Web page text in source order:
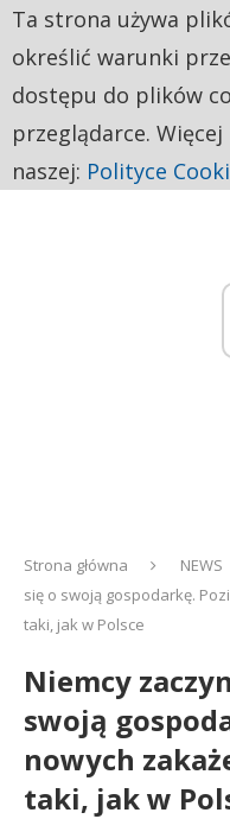
Strona główna NEWS
się o swoją gospodarkę.
taki, jak w Polsce
Niemcy
swoją
nowych
taki, jak w
Ta strona używa
określić warunki
dostępu do plików
przeglądarce.
naszej: Polityce